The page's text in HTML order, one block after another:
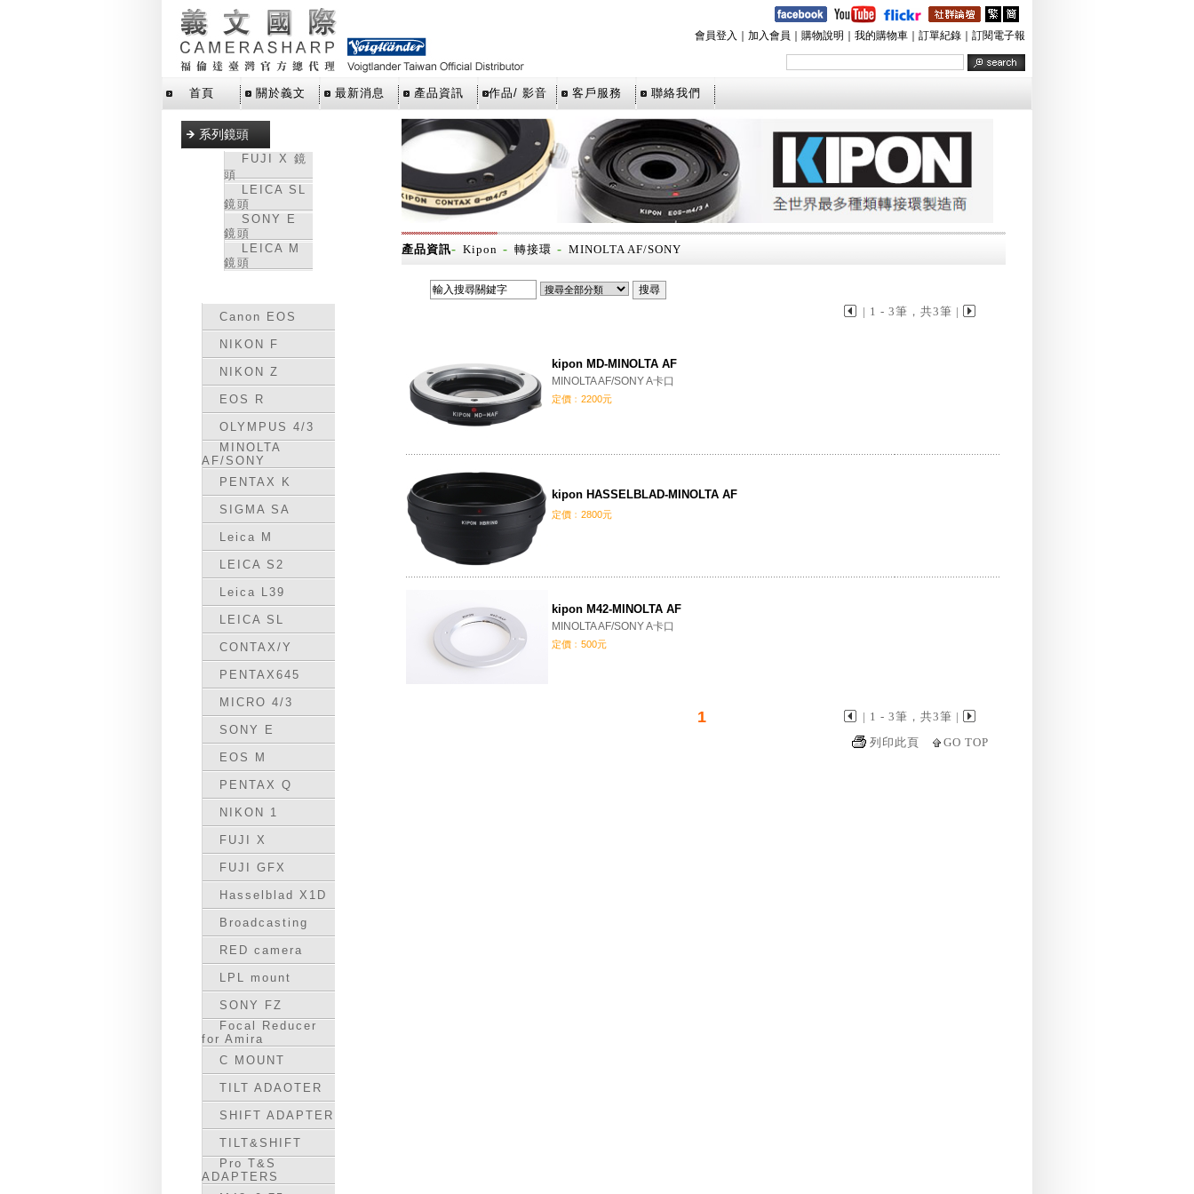
會員登入 加入會員 購物說明 我的購物車 訂單紀錄 訂閱電子報
首頁 關於義文 最新消息 產品資訊 作品/ 影音 客戶服務 聯絡我們
系列鏡頭
FUJI X 鏡
頭
LEICA SL
鏡頭
SONY E
鏡頭
LEICA M
鏡頭
Canon EOS
NIKON F
NIKON Z
EOS R
OLYMPUS 4/3
MINOLTA
AF/SONY
PENTAX K
SIGMA SA
Leica M
LEICA S2
Leica L39
LEICA SL
CONTAX/Y
PENTAX645
MICRO 4/3
SONY E
EOS M
PENTAX Q
NIKON 1
FUJI X
FUJI GFX
Hasselblad X1D
Broadcasting
RED camera
LPL mount
SONY FZ
Focal Reducer
for Amira
C MOUNT
TILT ADAOTER
SHIFT ADAPTER
TILT&SHIFT
Pro T&S
ADAPTERS
產品資訊- Kipon - 轉接環 - MINOLTA AF/SONY
| 1 - 3筆，共3筆 |
kipon MD-MINOLTA AF
MINOLTA AF/SONY A卡口
定價﹕2200元
kipon HASSELBLAD-MINOLTA AF
定價﹕2800元
kipon M42-MINOLTA AF
MINOLTA AF/SONY A卡口
定價﹕500元
1
| 1 - 3筆，共3筆 |
列印此頁
GO TOP